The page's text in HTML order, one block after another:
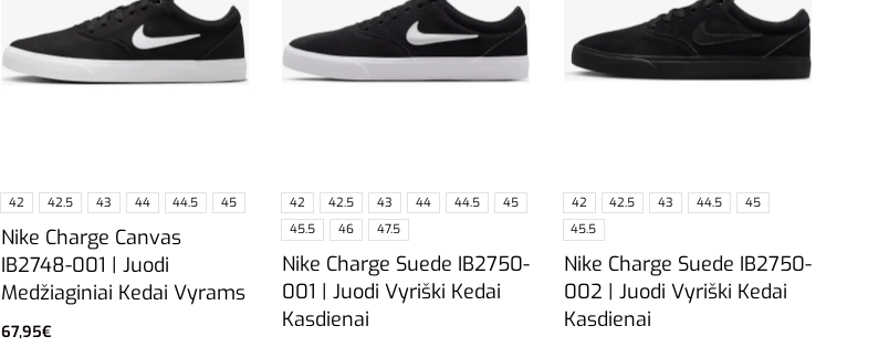
42 42.5 43 44 44.5 45
Nike Charge Canvas
IB2748-001 | Juodi
Medžiaginiai Kedai Vyrams
67,95€
42 42.5 43 44 44.5
45
45.5
46 47.5
Nike Charge Suede IB2750-
001 | Juodi Vyriški Kedai
Kasdienai
42 42.5 43 44.5
45
45.5
Nike Charge Suede IB2750-
002 | Juodi Vyriški Kedai
Kasdienai